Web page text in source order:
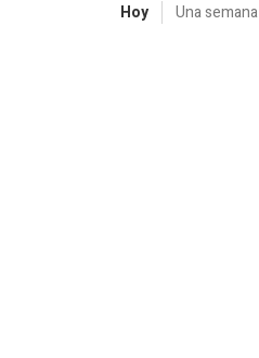
Hoy Una semana